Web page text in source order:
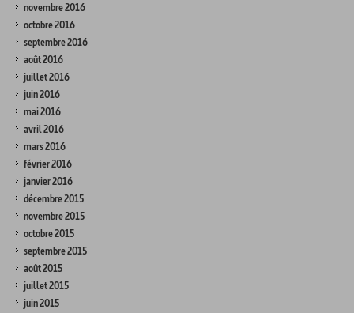
novembre 2016
octobre 2016
septembre 2016
août 2016
juillet 2016
juin 2016
mai 2016
avril 2016
mars 2016
février 2016
janvier 2016
décembre 2015
novembre 2015
octobre 2015
septembre 2015
août 2015
juillet 2015
juin 2015